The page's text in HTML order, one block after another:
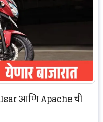
आणि Apache ची